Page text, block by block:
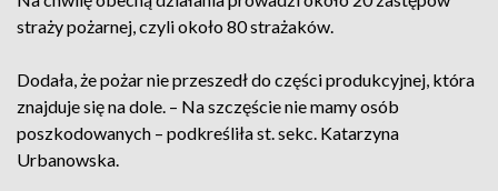
straży pożarnej, czyli około 80 strażaków.
Dodała, że pożar nie przeszedł do części produkcyjnej, która
znajduje się na dole. – Na szczęście nie mamy osób
poszkodowanych – podkreśliła st. sekc. Katarzyna
Urbanowska.